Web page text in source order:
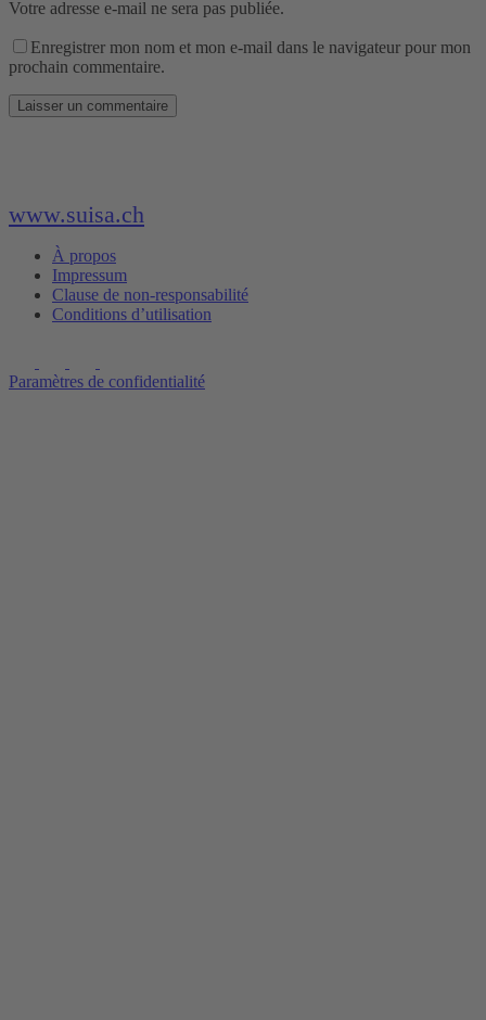
Votre adresse e-mail ne sera pas publiée.
Enregistrer mon nom et mon e-mail dans le navigateur pour mon
prochain commentaire.
www.suisa.ch
À propos
Impressum
Clause de non-responsabilité
Conditions d’utilisation
Paramètres de confidentialité